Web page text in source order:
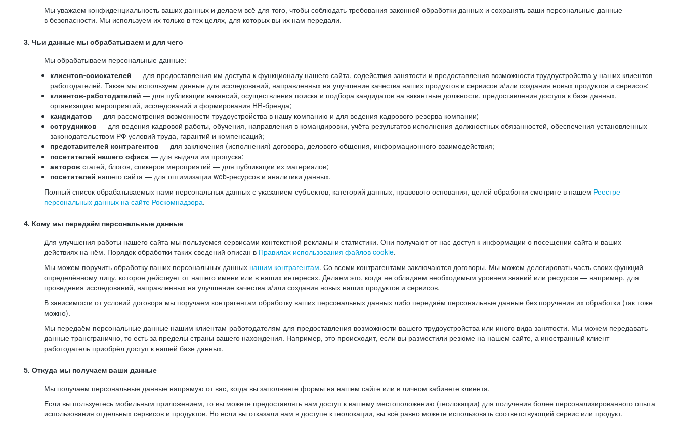
Мы уважаем конфиденциальность ваших данных и делаем всё для того, чтобы соблюдать требования законной обработки данных и сохранять ваши персональные данные
в безопасности. Мы используем их только в тех целях, для которых вы их нам передали.
3. Чьи данные мы обрабатываем и для чего
Мы обрабатываем персональные данные:
клиентов-соискателей — для предоставления им доступа к функционалу нашего сайта, содействия занятости и предоставления возможности трудоустройства у наших клиентов-
работодателей. Также мы используем данные для исследований, направленных на улучшение качества наших продуктов и сервисов и/или создания новых продуктов и сервисов;
клиентов-работодателей — для публикации вакансий, осуществления поиска и подбора кандидатов на вакантные должности, предоставления доступа к базе данных,
организацию мероприятий, исследований и формирования HR-бренда;
кандидатов — для рассмотрения возможности трудоустройства в нашу компанию и для ведения кадрового резерва компании;
сотрудников — для ведения кадровой работы, обучения, направления в командировки, учёта результатов исполнения должностных обязанностей, обеспечения установленных
законодательством РФ условий труда, гарантий и компенсаций;
представителей контрагентов — для заключения (исполнения) договора, делового общения, информационного взаимодействия;
посетителей нашего офиса — для выдачи им пропуска;
авторов статей, блогов, спикеров мероприятий — для публикации их материалов;
посетителей нашего сайта — для оптимизации web-ресурсов и аналитики данных.
Полный список обрабатываемых нами персональных данных с указанием субъектов, категорий данных, правового основания, целей обработки смотрите в нашем Реестре
персональных данных на сайте Роскомнадзора.
4. Кому мы передаём персональные данные
Для улучшения работы нашего сайта мы пользуемся сервисами контекстной рекламы и статистики. Они получают от нас доступ к информации о посещении сайта и ваших
действиях на нём. Порядок обработки таких сведений описан в Правилах использования файлов cookie.
Мы можем поручить обработку ваших персональных данных нашим контрагентам. Со всеми контрагентами заключаются договоры. Мы можем делегировать часть своих функций
определённому лицу, которое действует от нашего имени или в наших интересах. Делаем это, когда не обладаем необходимым уровнем знаний или ресурсов — например, для
проведения исследований, направленных на улучшение качества и/или создания новых наших продуктов и сервисов.
В зависимости от условий договора мы поручаем контрагентам обработку ваших персональных данных либо передаём персональные данные без поручения их обработки (так тоже
можно).
Мы передаём персональные данные нашим клиентам-работодателям для предоставления возможности вашего трудоустройства или иного вида занятости. Мы можем передавать
данные трансгранично, то есть за пределы страны вашего нахождения. Например, это происходит, если вы разместили резюме на нашем сайте, а иностранный клиент-
работодатель приобрёл доступ к нашей базе данных.
5. Откуда мы получаем ваши данные
Мы получаем персональные данные напрямую от вас, когда вы заполняете формы на нашем сайте или в личном кабинете клиента.
Если вы пользуетесь мобильным приложением, то вы можете предоставлять нам доступ к вашему местоположению (геолокации) для получения более персонализированного опыта
использования отдельных сервисов и продуктов. Но если вы отказали нам в доступе к геолокации, вы всё равно можете использовать соответствующий сервис или продукт.